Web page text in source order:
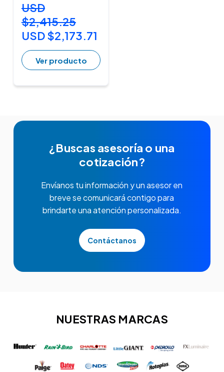
USD
$2,415.25
USD $2,173.71
Ver producto
¿Buscas asesoría o una
cotización?
Envíanos tu información y un asesor en
breve se comunicará contigo para
brindarte una atención personalizada.
Contáctanos
NUESTRAS MARCAS